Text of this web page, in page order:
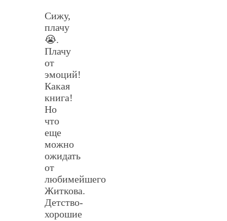
Сижу,
плачу
😭.
Плачу
от
эмоций!
Какая
книга!
Но
что
еще
можно
ожидать
от
любимейшего
Житкова.
Детство-
хорошие